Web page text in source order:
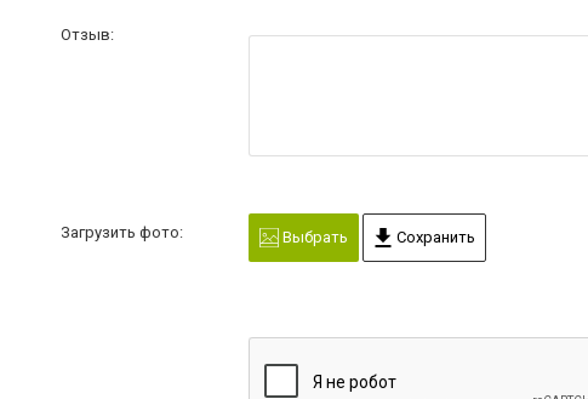
Отзыв:
Загрузить фото: Выбрать Сохранить